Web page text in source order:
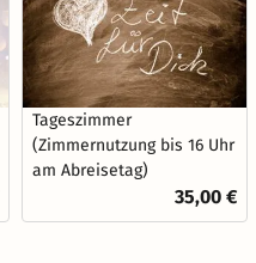
Tageszimmer
(Zimmernutzung bis 16 Uhr
am Abreisetag)
35,00 €